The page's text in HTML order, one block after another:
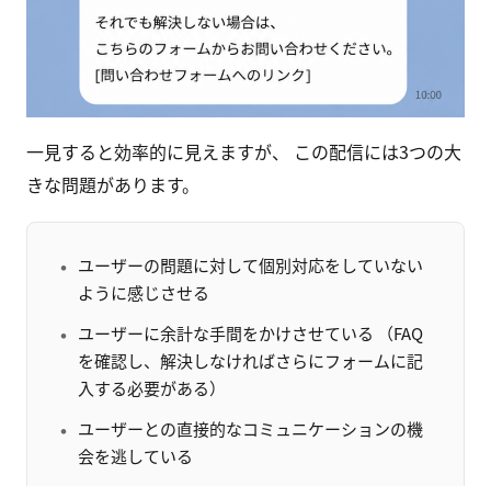
一見すると効率的に見えますが、 この配信には3つの大
きな問題があります。
ユーザーの問題に対して個別対応をしていない
ように感じさせる
ユーザーに余計な手間をかけさせている （FAQ
を確認し、解決しなければさらにフォームに記
入する必要がある）
ユーザーとの直接的なコミュニケーションの機
会を逃している